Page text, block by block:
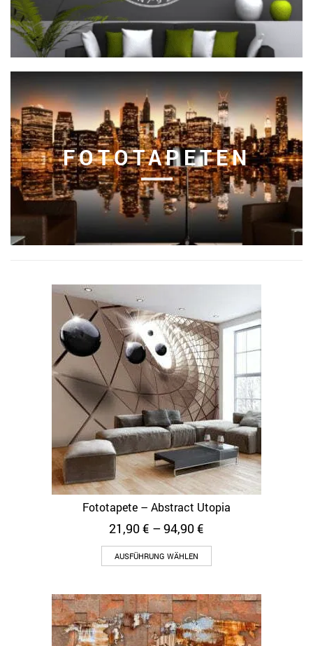
FOTOTAPETEN
Fototapete – Abstract Utopia
21,90€ –94,90€
AUSFÜHRUNG WÄHLEN